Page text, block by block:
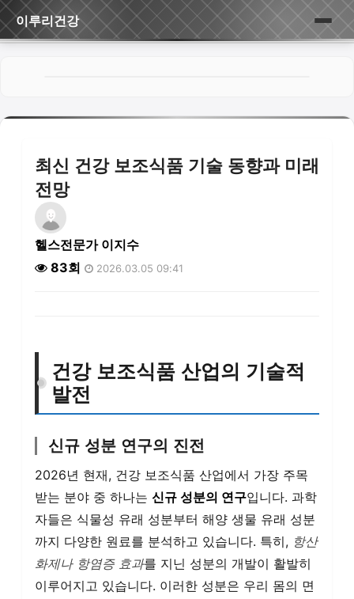
이루리건강
최신 건강 보조식품 기술 동향과 미래
전망
헬스전문가 이지수
83회
2026.03.05 09:41
건강 보조식품 산업의 기술적
발전
신규 성분 연구의 진전
2026년 현재, 건강 보조식품 산업에서 가장 주목
받는 분야 중 하나는 신규 성분의 연구입니다. 과학
자들은 식물성 유래 성분부터 해양 생물 유래 성분
까지 다양한 원료를 분석하고 있습니다. 특히, 항산
화제나 항염증 효과를 지닌 성분의 개발이 활발히
이루어지고 있습니다. 이러한 성분은 우리 몸의 면